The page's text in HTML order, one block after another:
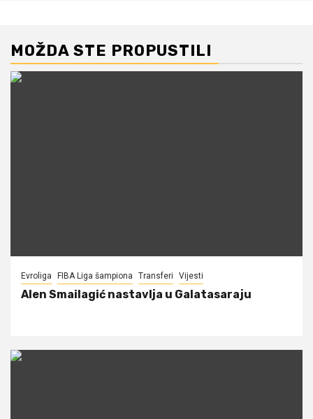
MOŽDA STE PROPUSTILI
Evroliga FIBA Liga šampiona Transferi Vijesti
Alen Smailagić nastavlja u Galatasaraju